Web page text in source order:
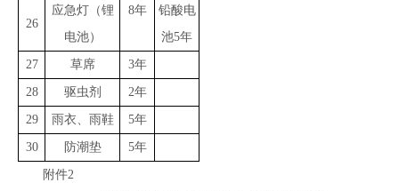
26
应急灯（锂
电池）
8年
铅酸电
池5年
27 草席 3年
28 驱虫剂 2年
29 雨衣、雨鞋 5年
30 防潮垫 5年
附件2